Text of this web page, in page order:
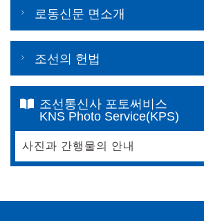
로동신문 면소개
조선의 헌법
조선통신사 포토써비스
KNS Photo Service(KPS)
사진과 간행물의 안내